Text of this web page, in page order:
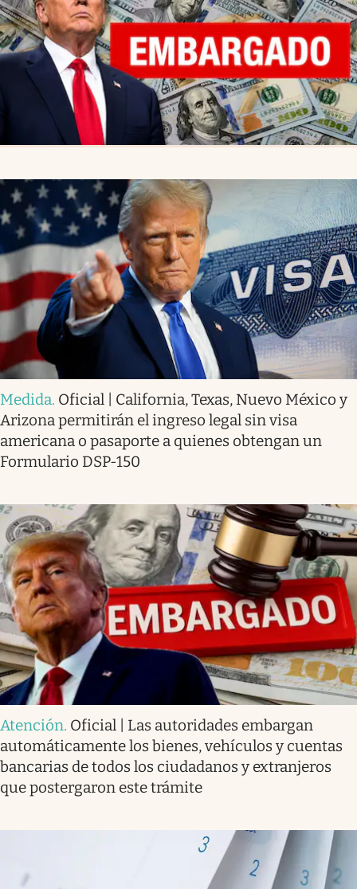
Medida. Oficial | California, Texas, Nuevo México y
Arizona permitirán el ingreso legal sin visa
americana o pasaporte a quienes obtengan un
Formulario DSP-150
Atención. Oficial | Las autoridades embargan
automáticamente los bienes, vehículos y cuentas
bancarias de todos los ciudadanos y extranjeros
que postergaron este trámite